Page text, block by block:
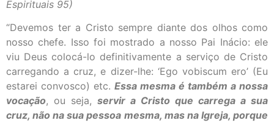
Espirituais 95)
“Devemos ter a Cristo sempre diante dos olhos como
nosso chefe. Isso foi mostrado a nosso Pai Inácio: ele
viu Deus colocá-lo definitivamente a serviço de Cristo
carregando a cruz, e dizer-lhe: ‘Ego vobiscum ero’ (Eu
estarei convosco) etc. Essa mesma é também a nossa
vocação, ou seja, servir a Cristo que carrega a sua
cruz, não na sua pessoa mesma, mas na Igreja, porque